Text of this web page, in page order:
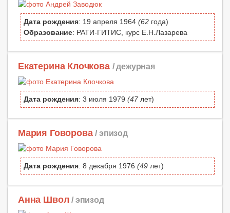
Дата рождения: 19 апреля 1964 (62 года)
Образование: РАТИ-ГИТИС, курс Е.Н.Лазарева
Екатерина Клочкова / дежурная
Дата рождения: 3 июля 1979 (47лет)
Мария Говорова / эпизод
Дата рождения: 8 декабря 1976 (49 лет)
Анна Швол / эпизод